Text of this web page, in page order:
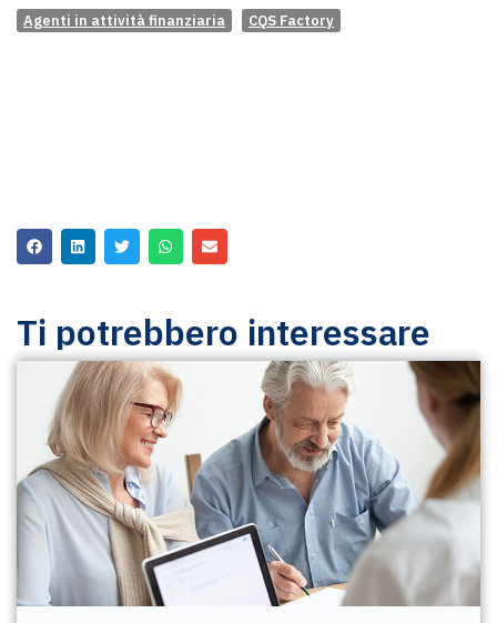
Agenti in attività finanziaria CQS Factory
Ti potrebbero interessare